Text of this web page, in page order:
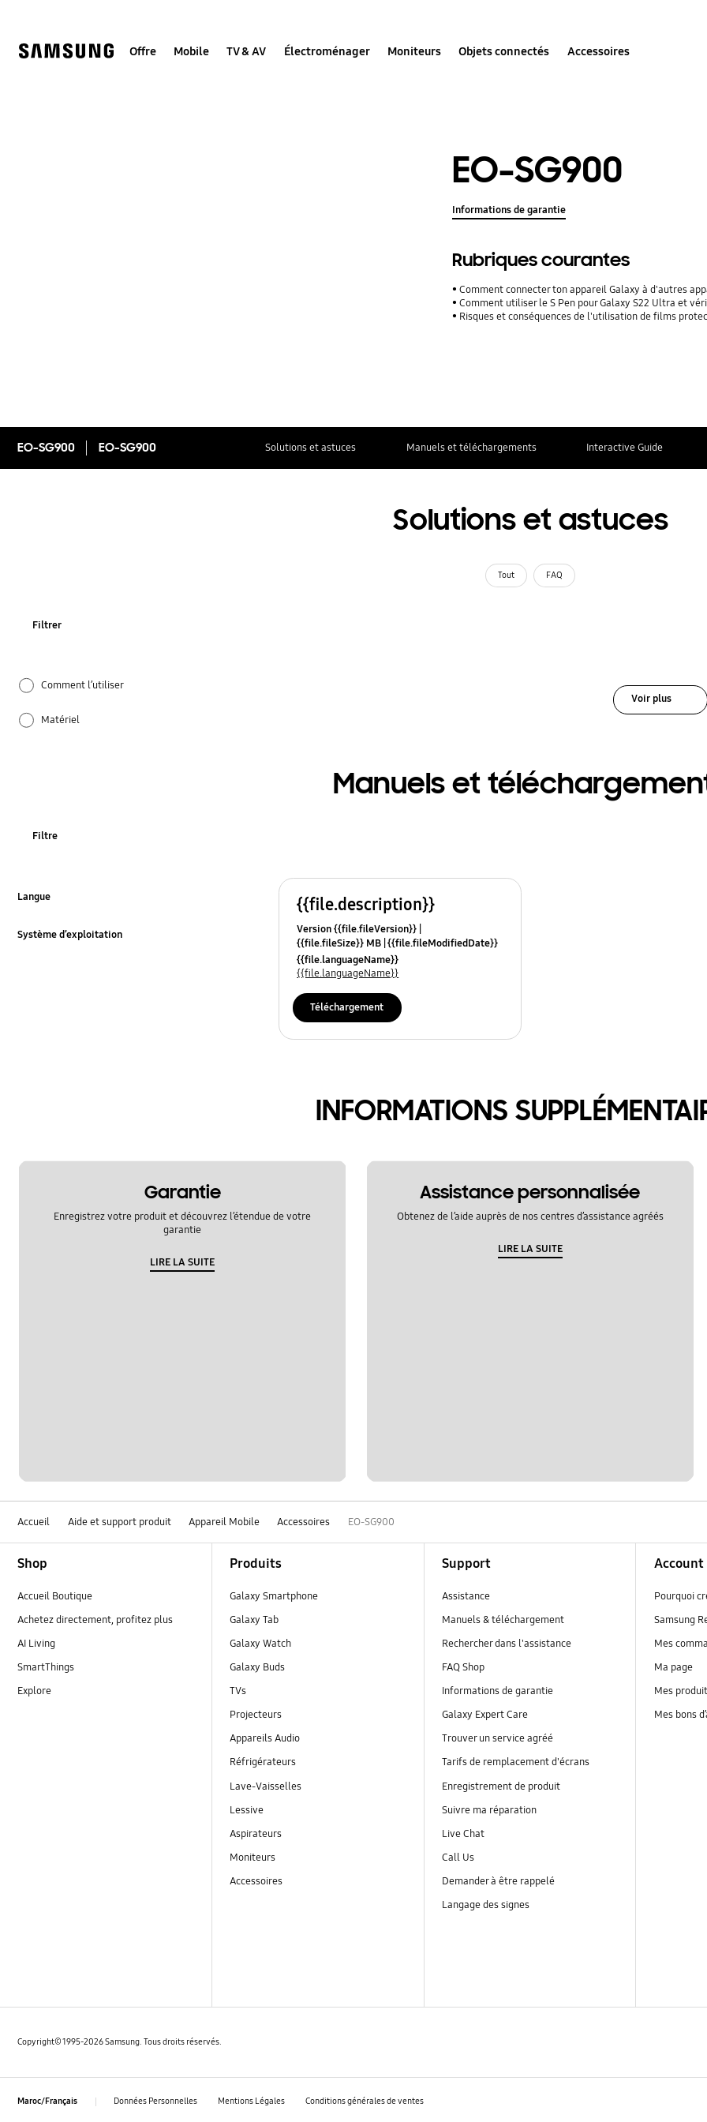
Offre Mobile TV & AV Électroménager Moniteurs Objets connectés Accessoires
EO-SG900
Informations de garantie
Rubriques courantes
Comment connecter ton appareil Galaxy à d'autres
Comment utiliser le S Pen pour Galaxy S22 Ultra et
Risques et conséquences de l'utilisation de films
EO-SG900 EO-SG900 Solutions et astuces Manuels et téléchargements Interactive Guide
Solutions et astuces
Tout FAQ
Filtrer
Comment l’utiliser
Matériel
Voir plus
Manuels et
Filtre
Langue
Système d’exploitation
{{file.description}}
Version {{file.fileVersion}}
{{file.fileSize}} MB {{file.fileModifiedDate}}
{{file.osNames}}
{{file.languageName}}
{{file.languageName}}
Téléchargement
INFORMATIONS
Garantie
Enregistrez votre produit et découvrez l’étendue de votre
garantie
LIRE LA SUITE
Assistance personnalisée
Obtenez de l’aide auprès de nos centres d’assistance agréés
LIRE LA SUITE
Accueil Aide et support produit Appareil Mobile Accessoires EO-SG900
Shop
Accueil Boutique
Achetez directement, profitez plus
AI Living
SmartThings
Explore
Produits
Galaxy Smartphone
Galaxy Tab
Galaxy Watch
Galaxy Buds
TVs
Projecteurs
Appareils Audio
Réfrigérateurs
Lave-Vaisselles
Lessive
Aspirateurs
Moniteurs
Accessoires
Support
Assistance
Manuels & téléchargement
Rechercher dans l'assistance
FAQ Shop
Informations de garantie
Galaxy Expert Care
Trouver un service agréé
Tarifs de remplacement d'écrans
Enregistrement de produit
Suivre ma réparation
Live Chat
Call Us
Demander à être rappelé
Langage des signes
Account
Pourquoi
Samsung
Mes
Ma page
Mes
Mes bons
Copyright© 1995-2026 Samsung. Tous droits réservés.
Maroc/Français Données Personnelles Mentions Légales Conditions générales de ventes